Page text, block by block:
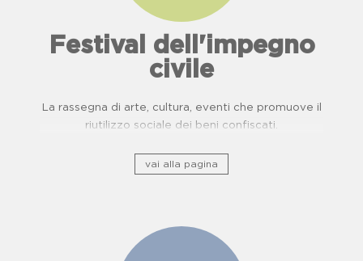
Festival dell'impegno
civile
La rassegna di arte, cultura, eventi che promuove il
riutilizzo sociale dei beni confiscati.
vai alla pagina